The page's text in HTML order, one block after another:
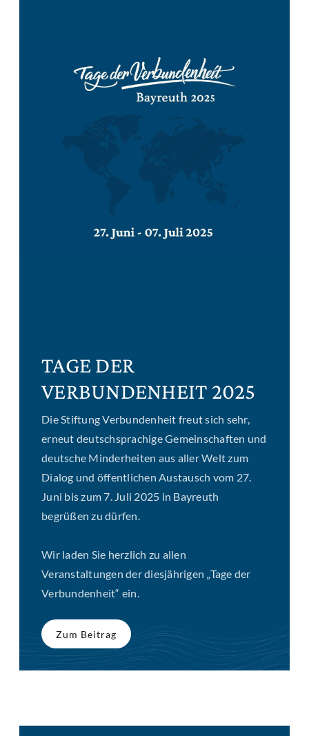
TAGE DER
VERBUNDENHEIT 2025
Die Stiftung Verbundenheit freut sich sehr,
erneut deutschsprachige Gemeinschaften und
deutsche Minderheiten aus aller Welt zum
Dialog und öffentlichen Austausch vom 27.
Juni bis zum 7. Juli 2025 in Bayreuth
begrüßen zu dürfen.
Wir laden Sie herzlich zu allen
Veranstaltungen der diesjährigen „Tage der
Verbundenheit“ ein.
Zum Beitrag